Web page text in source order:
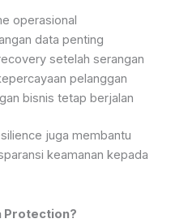
operasional
data penting
setelah serangan
pelanggan
bisnis tetap berjalan
juga membantu
keamanan kepada
Protection?